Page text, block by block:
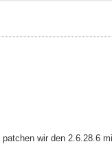
wir den 2.6.28.6